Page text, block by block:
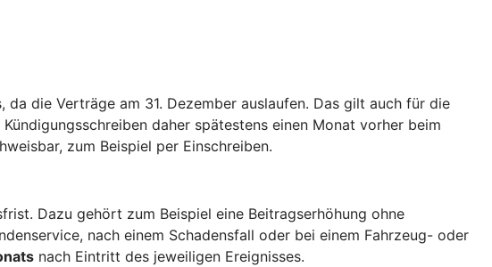
die Verträge am 31. Dezember auslaufen. Das gilt auch für die
daher spätestens einen Monat vorher beim
zum Beispiel per Einschreiben.
Dazu gehört zum Beispiel eine Beitragserhöhung ohne
nach einem Schadensfall oder bei einem Fahrzeug- oder
nach Eintritt des jeweiligen Ereignisses.